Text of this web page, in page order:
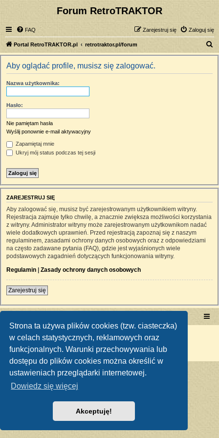
Strona ta używa plików cookies (tzw. ciasteczka)
w celach statystycznych, reklamowych oraz
funkcjonalnych. Warunki przechowywania lub
dostępu do plików cookies można określić w
ustawieniach przeglądarki internetowej.
Dowiedz się więcej
Akceptuję!
Forum RetroTRAKTOR
FAQ Zaloguj się
Zarejestruj się
Portal RetroTRAKTOR.pl retrotraktor.pl/forum
z
Aby oglądać profile, musisz się zalogować.
Nazwa użytkownika:
Hasło:
Nie pamiętam hasła
Wyślij ponownie e-mail aktywacyjny
Zapamiętaj mnie
Ukryj mój status podczas tej sesji
ZAREJESTRUJ SIĘ
Aby zalogować się, musisz być zarejestrowanym użytkownikiem witryny.
Rejestracja zajmuje tylko chwilę, a znacznie zwiększa możliwości korzystania
z witryny. Administrator witryny może zarejestrowanym użytkownikom nadać
wiele dodatkowych uprawnień. Przed rejestracją zapoznaj się z naszym
regulaminem, zasadami ochrony danych osobowych oraz z odpowiedziami
na często zadawane pytania (FAQ), gdzie jest wyjaśnionych wiele
podstawowych zagadnień dotyczących funkcjonowania witryny.
Regulamin | Zasady ochrony danych osobowych
Zarejestruj się
Technologię dostarcza phpBB ® Forum Software © phpBB Limited
Polski pakiet językowy dostarcza
Zasady ochrony danych osobowych|Regulamin